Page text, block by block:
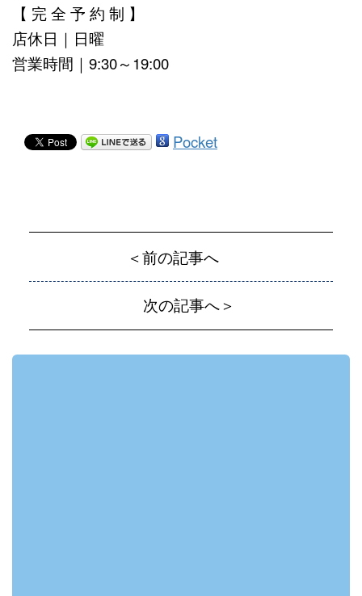
【 完 全 予 約 制 】
店休日｜日曜
営業時間｜9:30～19:00
Pocket
＜前の記事へ
次の記事へ＞